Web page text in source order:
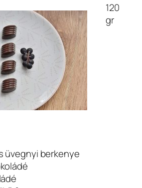
120
gr
üvegnyi berkenye